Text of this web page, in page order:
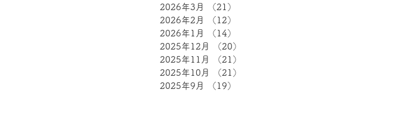
2026年3月
（21）
2026年2月
（12）
2026年1月
（14）
2025年12月
（20）
2025年11月
（21）
2025年10月
（21）
2025年9月
（19）